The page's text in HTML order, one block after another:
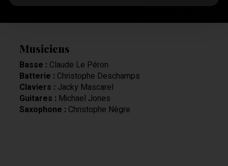
Musiciens
Basse : Claude Le Péron
Batterie : Christophe Deschamps
Claviers : Jacky Mascarel
Guitares : Michael Jones
Saxophone : Christophe Nègre